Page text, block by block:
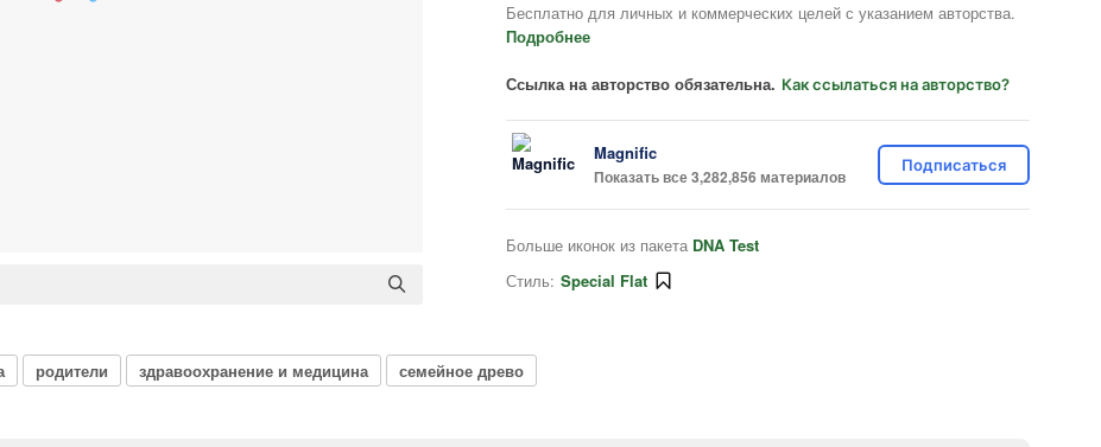
Бесплатно для личных и коммерческих целей с указанием авторства.
Подробнее
Ссылка на авторство обязательна. Как ссылаться на авторство?
Magnific
Показать все 3,282,856 материалов
Подписаться
Больше иконок из пакета DNA Test
Стиль: Special Flat
родители здравоохранение и медицина семейное древо